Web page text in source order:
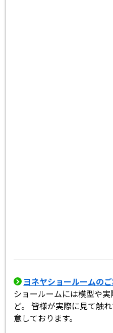
ヨネヤショールームの
ショールームには模型や
ど。 皆様が実際に見て触
意しております。